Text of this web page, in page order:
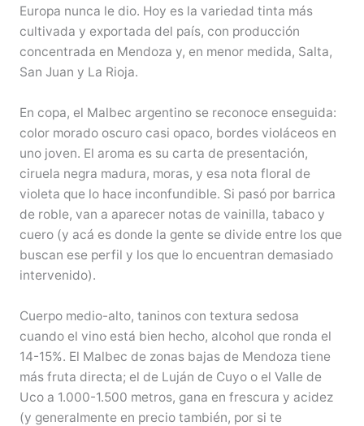
Europa nunca le dio. Hoy es la variedad tinta más
cultivada y exportada del país, con producción
concentrada en Mendoza y, en menor medida, Salta,
San Juan y La Rioja.
En copa, el Malbec argentino se reconoce enseguida:
color morado oscuro casi opaco, bordes violáceos en
uno joven. El aroma es su carta de presentación,
ciruela negra madura, moras, y esa nota floral de
violeta que lo hace inconfundible. Si pasó por barrica
de roble, van a aparecer notas de vainilla, tabaco y
cuero (y acá es donde la gente se divide entre los que
buscan ese perfil y los que lo encuentran demasiado
intervenido).
Cuerpo medio-alto, taninos con textura sedosa
cuando el vino está bien hecho, alcohol que ronda el
14-15%. El Malbec de zonas bajas de Mendoza tiene
más fruta directa; el de Luján de Cuyo o el Valle de
Uco a 1.000-1.500 metros, gana en frescura y acidez
(y generalmente en precio también, por si te